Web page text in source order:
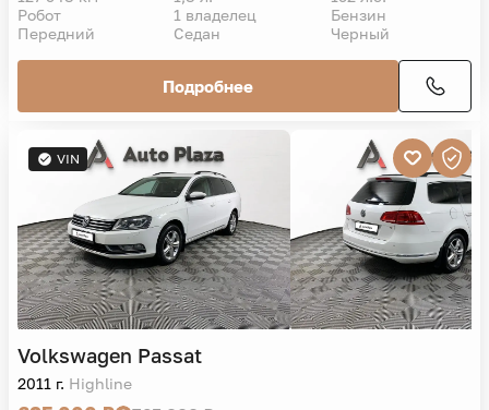
919 000 ₽ 1 069 000 ₽11 591 ₽/мес. без взноса
127 548 км 1,8 л.
152 л.с.
Робот
1 владелец
Бензин
Седан
VIN